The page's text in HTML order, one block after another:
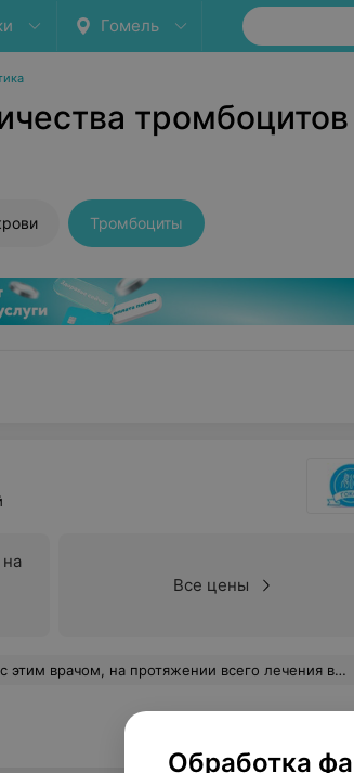
Гомель
тромбоцитов
Тромбоциты
Все цены
маме. Огромная благодарность Екатерине Николаевне! Так же хочу отметить доброжелательность всего отделения: медсестры, санитарки - все они были доброжелательны и чутки
Обработка